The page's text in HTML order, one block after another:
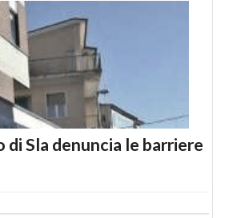
di Sla denuncia le barriere